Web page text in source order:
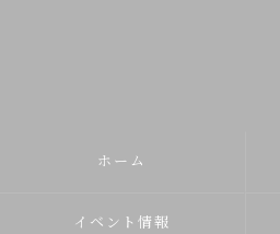
ホーム
イベント情報